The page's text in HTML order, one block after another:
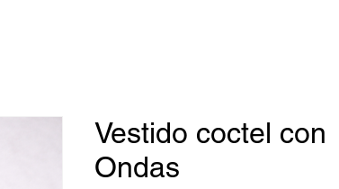
Vestido coctel con
Ondas